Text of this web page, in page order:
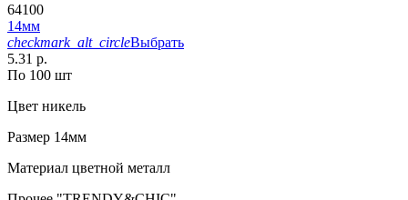
64100
14мм
checkmark_alt_circleВыбрать
5.31 р.
По 100 шт
Цвет никель
Размер 14мм
Материал цветной металл